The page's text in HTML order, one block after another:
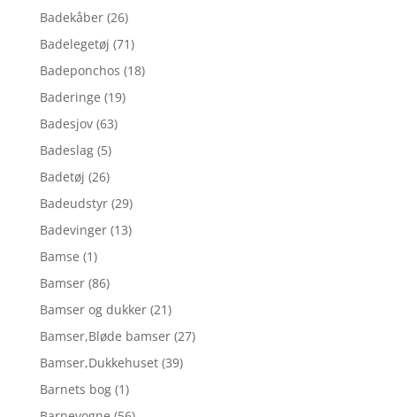
Badekåber (26)
Badelegetøj (71)
Badeponchos (18)
Baderinge (19)
Badesjov (63)
Badeslag (5)
Badetøj (26)
Badeudstyr (29)
Badevinger (13)
Bamse (1)
Bamser (86)
Bamser og dukker (21)
Bamser,Bløde bamser (27)
Bamser,Dukkehuset (39)
Barnets bog (1)